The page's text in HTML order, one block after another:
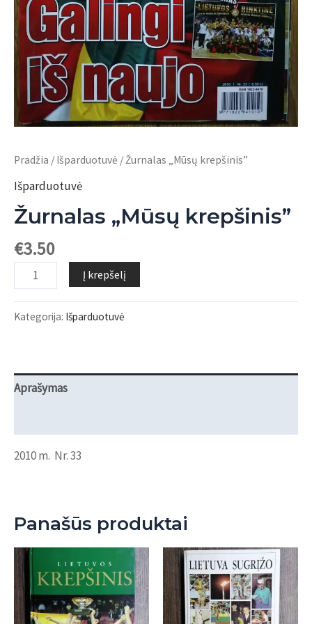
Pradžia / Išparduotuvė / Žurnalas „Mūsų krepšinis”
Išparduotuvė
Žurnalas „Mūsų krepšinis”
€3.50
produkto
kiekis:
"Mūsų
Į krepšelį
Kategorija: Išparduotuvė
Aprašymas
2010 m. Nr. 33
Panašūs produktai